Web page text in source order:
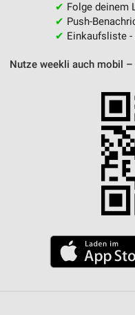
✔ Folge deinem
✔ Push-
✔ Einkaufsliste
Nutze weekli auch mobil –